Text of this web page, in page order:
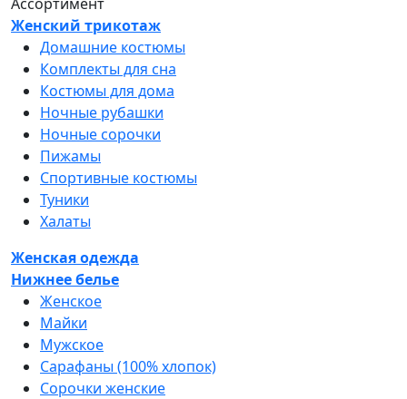
Женский трикотаж
Домашние костюмы
Комплекты для сна
Костюмы для дома
Ночные рубашки
Ночные сорочки
Пижамы
Спортивные костюмы
Туники
Халаты
Женская одежда
Нижнее белье
Женское
Майки
Мужское
Сарафаны (100% хлопок)
Сорочки женские